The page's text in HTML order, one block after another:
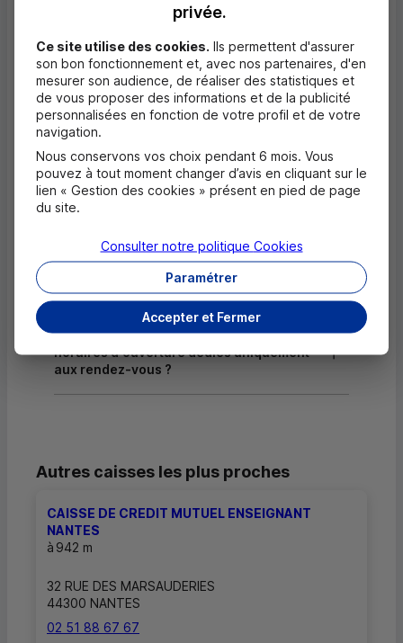
Dépôt de chèques EUR
Equipement pour déficients visuels
Masquer
Questions fréquentes
Quels documents sont nécessaires à
Où trouver les numéros d'urgence ?
Comment savoir si mon agence a des
horaires d'ouverture dédiés uniquement
aux rendez-vous ?
Autres caisses les plus proches
CAISSE DE CREDIT MUTUEL ENSEIGNANT
NANTES
à 942 m
32 RUE DES MARSAUDERIES
44300 NANTES
02 51 88 67 67
privée.
Ce site utilise des cookies. Ils permettent d'assurer
son bon fonctionnement et, avec nos partenaires, d'en
mesurer son audience, de réaliser des statistiques et
de vous proposer des informations et de la publicité
personnalisées en fonction de votre profil et de votre
navigation.
Nous conservons vos choix pendant 6 mois. Vous
pouvez à tout moment changer d’avis en cliquant sur le
lien « Gestion des cookies » présent en pied de page
du site.
Accepter et Fermer
Paramétrer
Consulter notre politique Cookies